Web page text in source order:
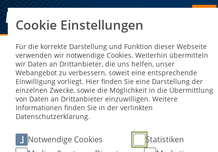
Sie sind hier: NEWS
Frühes Aus für Speedway-Team
Germany im FIM Speedway World Cup
2023
Cookie Einstellungen
Für die korrekte Darstellung und Funktion dieser Webseite
verwenden wir notwendige Cookies. Weiterhin übermitteln
wir Daten an Drittanbieter, die uns helfen, unser
Webangebot zu verbessern, soweit eine entsprechende
Einwilligung vorliegt. Hier finden Sie eine Darstellung der
einzelnen Zwecke, sowie die Möglichkeit in die Übermittlung
von Daten an Drittanbieter einzuwilligen. Weitere
Informationen finden Sie in der verlinkten
Datenschutzerklärung.
Notwendige Cookies
Statistiken